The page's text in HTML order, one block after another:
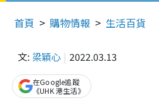
首頁 購物情報 生活百貨
文: 梁穎心 2022.03.13
在Google追蹤
《UHK 港生活》